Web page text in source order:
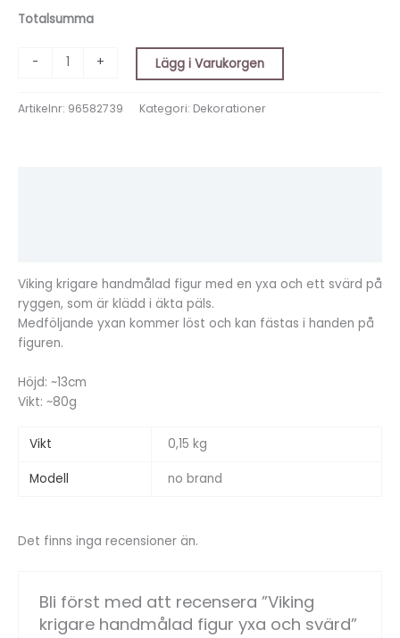
Totalsumma
- + Lägg i Varukorgen
Artikelnr: 96582739 Kategori: Dekorationer
Viking krigare handmålad figur med en yxa och ett svärd på
ryggen, som är klädd i äkta päls.
Medföljande yxan kommer löst och kan fästas i handen på
figuren.
Höjd: ~13cm
Vikt: ~80g
Vikt 0,15 kg
Modell no brand
Det finns inga recensioner än.
Bli först med att recensera ”Viking
krigare handmålad figur yxa och svärd”